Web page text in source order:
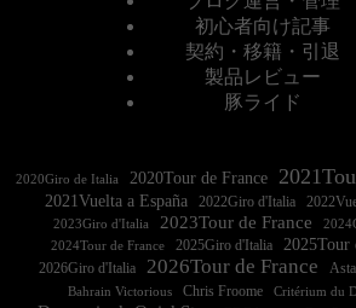
初心者向け記事
契約・移籍・引退
製品レビュー
豚ライド
2020Giro de Italia 2020Tour de France
2021Vuelta a España
2023Giro d'Italia 2023Tour de France
2024Tour de France
2025Giro d'Italia 2025Tour
2026Giro d'Italia 2026Tour de France
Bahrain Victorious Chris Froome Critérium du